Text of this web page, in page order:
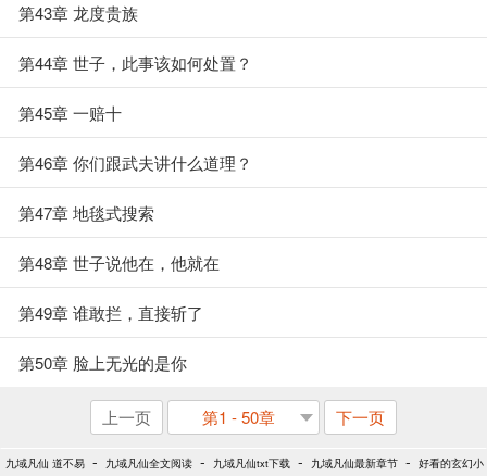
第43章 龙度贵族
第44章 世子，此事该如何处置？
第45章 一赔十
第46章 你们跟武夫讲什么道理？
第47章 地毯式搜索
第48章 世子说他在，他就在
第49章 谁敢拦，直接斩了
第50章 脸上无光的是你
上一页 第1 - 50章 下一页
九域凡仙 道不易 - 九域凡仙全文阅读 - 九域凡仙txt下载 - 九域凡仙最新章节 - 好看的玄幻小